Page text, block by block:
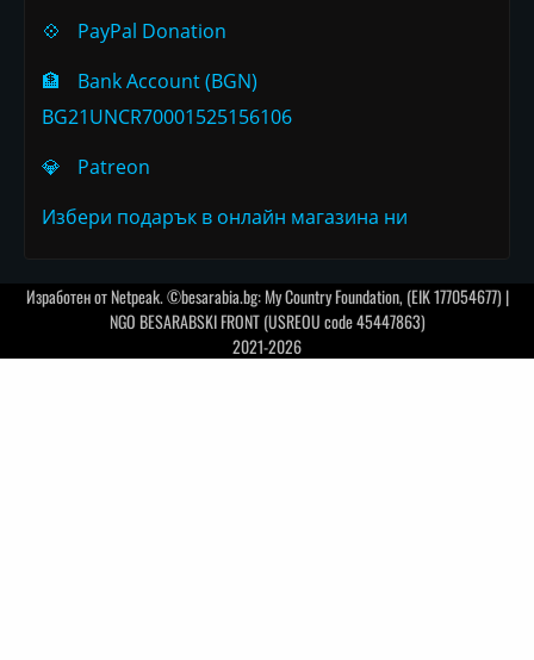
💠
PayPal Donation
🏦
Bank Account (BGN)
BG21UNCR70001525156106
💎
Patreon
Избери подарък в онлайн магазина ни
Изработен отNetpeak. ©besarabia.bg: My Country Foundation, (EIK 177054677) |
NGO BESARABSKI FRONT (USREOU code 45447863)
2021-2026